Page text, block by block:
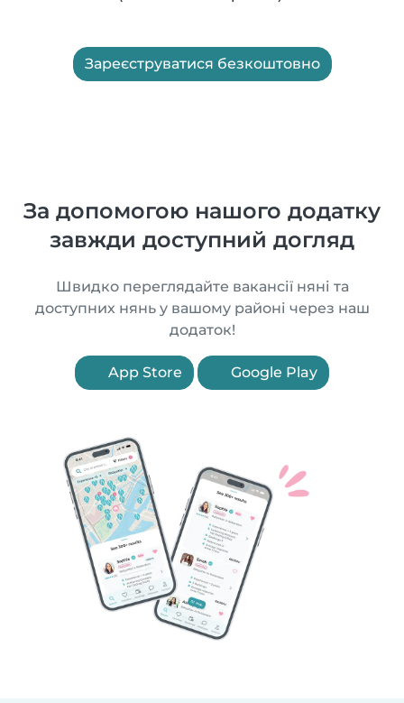
Зареєструватися безкоштовно
За допомогою нашого додатку
завжди доступний догляд
Швидко переглядайте вакансії няні та
доступних нянь у вашому районі через наш
додаток!
App Store Google Play